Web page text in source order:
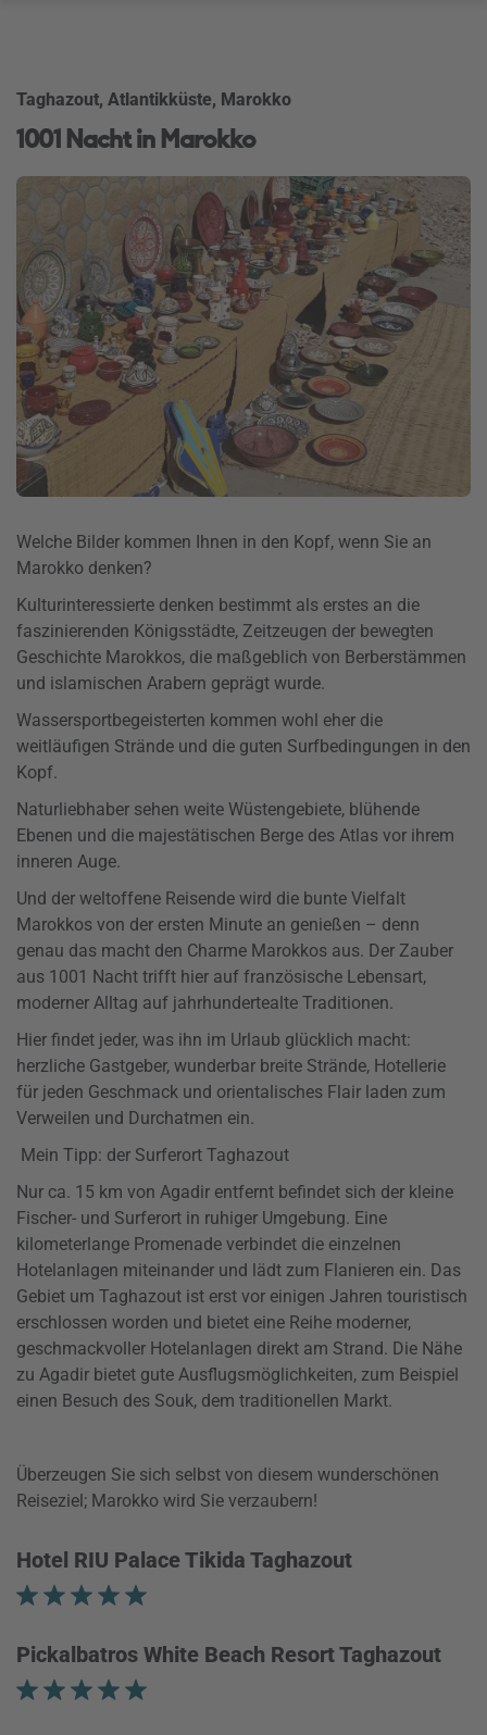
Taghazout, Atlantikküste, Marokko
1001 Nacht in Marokko
Welche Bilder kommen Ihnen in den Kopf, wenn Sie an
Marokko denken?
Kulturinteressierte denken bestimmt als erstes an die
faszinierenden Königsstädte, Zeitzeugen der bewegten
Geschichte Marokkos, die maßgeblich von Berberstämmen
und islamischen Arabern geprägt wurde.
Wassersportbegeisterten kommen wohl eher die
weitläufigen Strände und die guten Surfbedingungen in den
Kopf.
Naturliebhaber sehen weite Wüstengebiete, blühende
Ebenen und die majestätischen Berge des Atlas vor ihrem
inneren Auge.
Und der weltoffene Reisende wird die bunte Vielfalt
Marokkos von der ersten Minute an genießen – denn
genau das macht den Charme Marokkos aus. Der Zauber
aus 1001 Nacht trifft hier auf französische Lebensart,
moderner Alltag auf jahrhundertealte Traditionen.
Hier findet jeder, was ihn im Urlaub glücklich macht:
herzliche Gastgeber, wunderbar breite Strände, Hotellerie
für jeden Geschmack und orientalisches Flair laden zum
Verweilen und Durchatmen ein.
Mein Tipp: der Surferort Taghazout
Nur ca. 15 km von Agadir entfernt befindet sich der kleine
Fischer- und Surferort in ruhiger Umgebung. Eine
kilometerlange Promenade verbindet die einzelnen
Hotelanlagen miteinander und lädt zum Flanieren ein. Das
Gebiet um Taghazout ist erst vor einigen Jahren touristisch
erschlossen worden und bietet eine Reihe moderner,
geschmackvoller Hotelanlagen direkt am Strand. Die Nähe
zu Agadir bietet gute Ausflugsmöglichkeiten, zum Beispiel
einen Besuch des Souk, dem traditionellen Markt.
Überzeugen Sie sich selbst von diesem wunderschönen
Reiseziel; Marokko wird Sie verzaubern!
Hotel RIU Palace Tikida Taghazout
Pickalbatros White Beach Resort Taghazout